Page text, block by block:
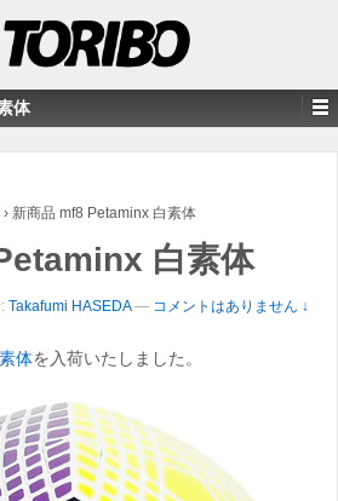
体
› 新商品 mf8 Petaminx 白素体
白素体
Takafumi HASEDA — コメントはありません ↓
体を入荷いたしました。